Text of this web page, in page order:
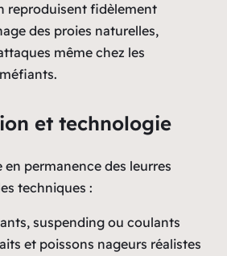
reproduisent fidèlement
des proies naturelles,
même chez les
et technologie
permanence des leurres
techniques :
suspending ou coulants
et poissons nageurs réalistes